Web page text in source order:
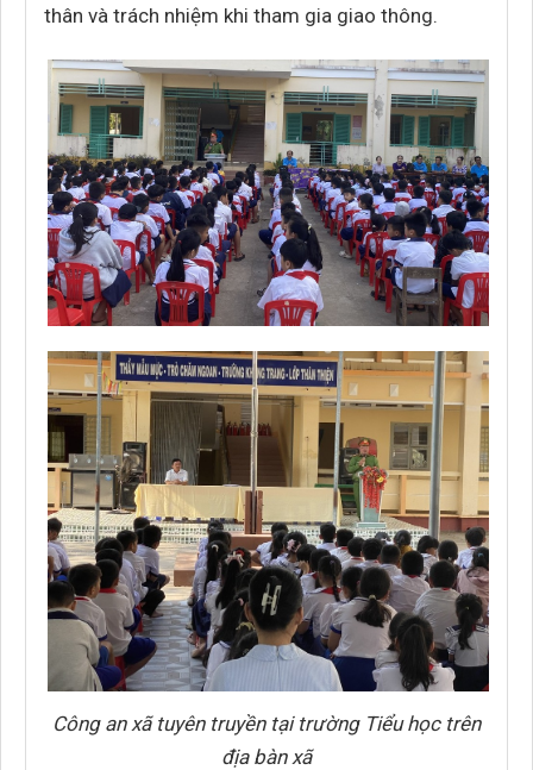
thân và trách nhiệm khi tham gia giao thông.
Công an xã tuyên truyền tại trường Tiểu học trên
địa bàn xã